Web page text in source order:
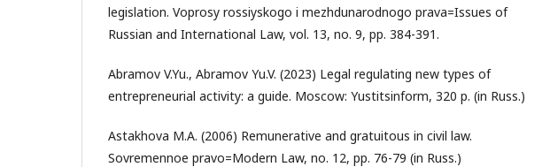
legislation. Voprosy rossiyskogo i mezhdunarodnogo prava=Issues of
Russian and International Law, vol. 13, no. 9, pp. 384-391.
Abramov V.Yu., Abramov Yu.V. (2023) Legal regulating new types of
entrepreneurial activity: a guide. Moscow: Yustitsinform, 320 p. (in Russ.)
Astakhova M.A. (2006) Remunerative and gratuitous in civil law.
Sovremennoe pravo=Modern Law, no. 12, pp. 76-79 (in Russ.)